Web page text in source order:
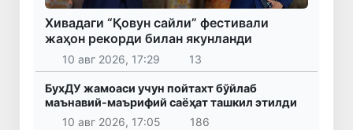
Хивадаги “Қовун сайли” фестивали
жаҳон рекорди билан якунланди
10 авг 2026, 17:29 13
БухДУ жамоаси учун пойтахт бўйлаб
маънавий-маърифий саёҳат ташкил этилди
10 авг 2026, 17:05
186